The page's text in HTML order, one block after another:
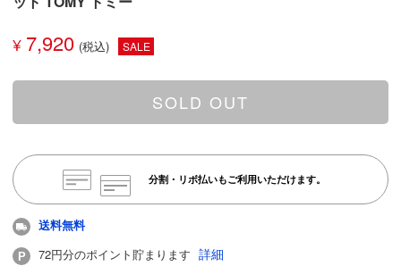
¥ 7,920 SALE
SOLD OUT
分割・リボ払いもご利用いただけます。
送料無料
72円分のポイント貯まります 詳細